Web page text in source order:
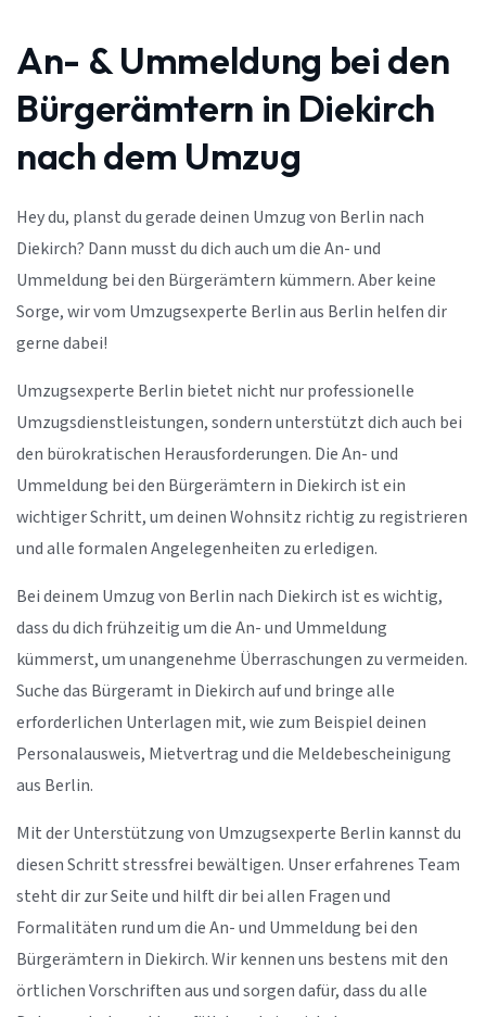
An- & Ummeldung bei den
Bürgerämtern in Diekirch
nach dem Umzug
Hey du, planst du gerade deinen Umzug von Berlin nach
Diekirch? Dann musst du dich auch um die An- und
Ummeldung bei den Bürgerämtern kümmern. Aber keine
Sorge, wir vom Umzugsexperte Berlin aus Berlin helfen dir
gerne dabei!
Umzugsexperte Berlin bietet nicht nur professionelle
Umzugsdienstleistungen, sondern unterstützt dich auch bei
den bürokratischen Herausforderungen. Die An- und
Ummeldung bei den Bürgerämtern in Diekirch ist ein
wichtiger Schritt, um deinen Wohnsitz richtig zu registrieren
und alle formalen Angelegenheiten zu erledigen.
Bei deinem Umzug von Berlin nach Diekirch ist es wichtig,
dass du dich frühzeitig um die An- und Ummeldung
kümmerst, um unangenehme Überraschungen zu vermeiden.
Suche das Bürgeramt in Diekirch auf und bringe alle
erforderlichen Unterlagen mit, wie zum Beispiel deinen
Personalausweis, Mietvertrag und die Meldebescheinigung
aus Berlin.
Mit der Unterstützung von Umzugsexperte Berlin kannst du
diesen Schritt stressfrei bewältigen. Unser erfahrenes Team
steht dir zur Seite und hilft dir bei allen Fragen und
Formalitäten rund um die An- und Ummeldung bei den
Bürgerämtern in Diekirch. Wir kennen uns bestens mit den
örtlichen Vorschriften aus und sorgen dafür, dass du alle